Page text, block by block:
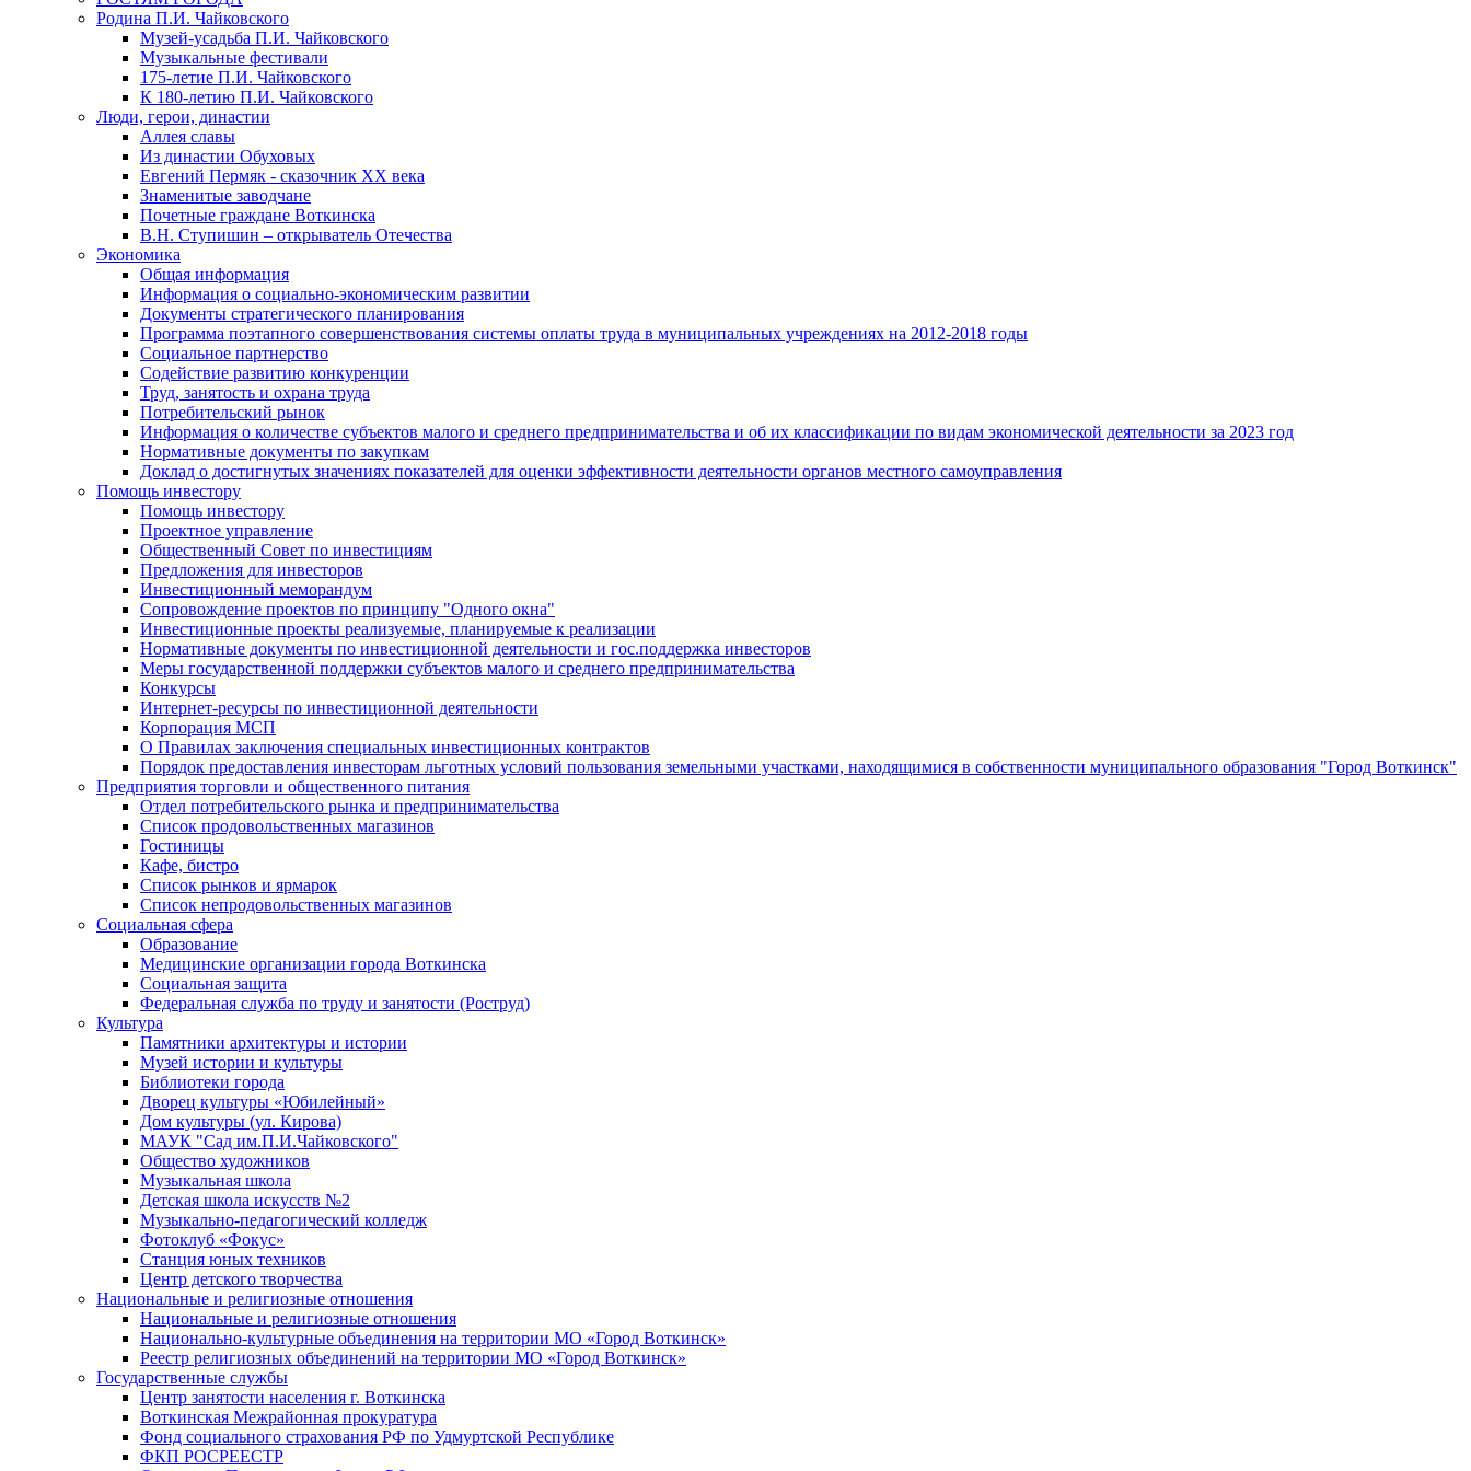
Родина П.И. Чайковского
Музей-усадьба П.И. Чайковского
Музыкальные фестивали
175-летие П.И. Чайковского
К 180-летию П.И. Чайковского
Люди, герои, династии
Аллея славы
Из династии Обуховых
Евгений Пермяк - сказочник XX века
Знаменитые заводчане
Почетные граждане Воткинска
В.Н. Ступишин – открыватель Отечества
Экономика
Общая информация
Информация о социально-экономическим развитии
Документы стратегического планирования
Программа поэтапного совершенствования системы оплаты труда в муниципальных учреждениях на 2012-2018 годы
Социальное партнерство
Содействие развитию конкуренции
Труд, занятость и охрана труда
Потребительский рынок
Информация о количестве субъектов малого и среднего предпринимательства и об их классификации по видам экономической деятельности за 2023 год
Нормативные документы по закупкам
Доклад о достигнутых значениях показателей для оценки эффективности деятельности органов местного самоуправления
Помощь инвестору
Помощь инвестору
Проектное управление
Общественный Совет по инвестициям
Предложения для инвесторов
Инвестиционный меморандум
Сопровождение проектов по принципу "Oдного окна"
Инвестиционные проекты реализуемые, планируемые к реализации
Нормативные документы по инвестиционной деятельности и гос.поддержка инвесторов
Меры государственной поддержки субъектов малого и среднего предпринимательства
Конкурсы
Интернет-ресурсы по инвестиционной деятельности
Корпорация МСП
О Правилах заключения специальных инвестиционных контрактов
Порядок предоставления инвесторам льготных условий пользования земельными участками, находящимися в собственности муниципального образования "Город Воткинск"
Предприятия торговли и общественного питания
Отдел потребительского рынка и предпринимательства
Список продовольственных магазинов
Гостиницы
Кафе, бистро
Cписок рынков и ярмарок
Список непродовольственных магазинов
Социальная сфера
Образование
Медицинские организации города Воткинска
Социальная защита
Федеральная служба по труду и занятости (Роструд)
Культура
Памятники архитектуры и истории
Музей истории и культуры
Библиотеки города
Дворец культуры «Юбилейный»
Дом культуры (ул. Кирова)
МАУК "Сад им.П.И.Чайковского"
Общество художников
Музыкальная школа
Детская школа искусств №2
Музыкально-педагогический колледж
Фотоклуб «Фокус»
Станция юных техников
Центр детского творчества
Национальные и религиозные отношения
Национальные и религиозные отношения
Национально-культурные объединения на территории МО «Город Воткинск»
Реестр религиозных объединений на территории МО «Город Воткинск»
Государственные службы
Центр занятости населения г. Воткинска
Воткинская Межрайонная прокуратура
Фонд социального страхования РФ по Удмуртской Республике
ФКП РОСРЕЕСТР